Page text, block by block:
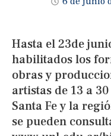
Hasta el 23de
habilitados los
obras y
artistas de 13 a
Santa Fe y la
se pueden